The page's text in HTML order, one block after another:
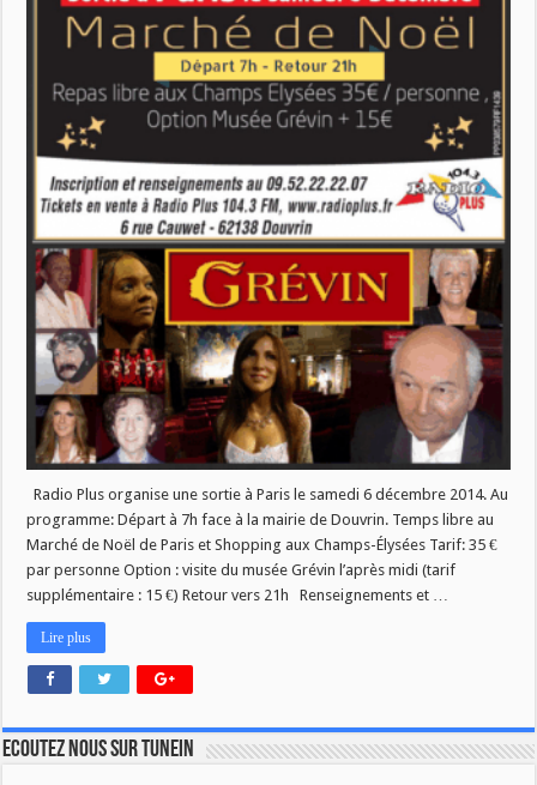
Radio Plus organise une sortie à Paris le samedi 6 décembre 2014. Au
programme: Départ à 7h face à la mairie de Douvrin. Temps libre au
Marché de Noël de Paris et Shopping aux Champs-Élysées Tarif: 35 €
par personne Option : visite du musée Grévin l’après midi (tarif
supplémentaire : 15 €) Retour vers 21h Renseignements et …
Lire plus
Ecoutez nous sur TuneIn